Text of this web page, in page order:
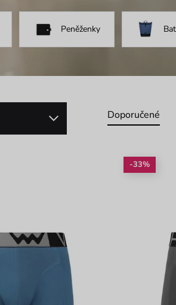
Peněženky
Doporučené
-33%